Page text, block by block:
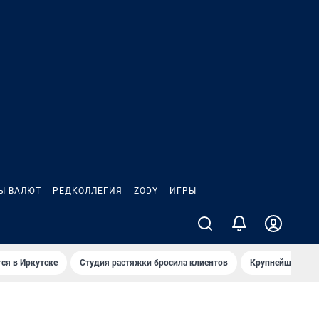
ВАЛЮТ РЕДКОЛЛЕГИЯ ZODY ИГРЫ
в Иркутске Студия растяжки бросила клиентов Крупнейшие